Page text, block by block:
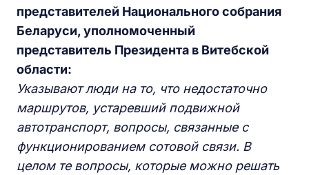
представителей Национального собрания
Беларуси, уполномоченный
представитель Президента в Витебской
области:
Указывают люди на то, что недостаточно
маршрутов, устаревший подвижной
автотранспорт, вопросы, связанные с
функционированием сотовой связи. В
целом те вопросы, которые можно решать